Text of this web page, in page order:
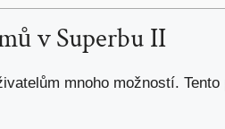
v Superbu II
mnoho možností.